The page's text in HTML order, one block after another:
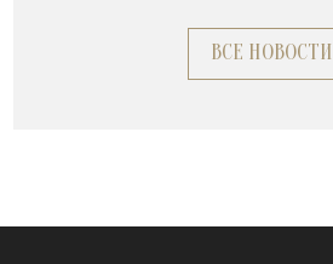
ВСЕ НОВОСТИ